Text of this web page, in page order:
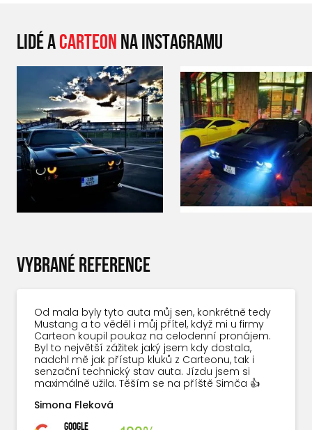
LIDÉ ACARTEON NA INSTAGRAMU
VYBRANÉ REFERENCE
Od mala byly tyto auta můj sen, konkrétně tedy
Mustang a to věděl i můj přítel, když mi u firmy
Carteon koupil poukaz na celodenní pronájem.
Byl to největší zážitek jaký jsem kdy dostala,
nadchl mě jak přístup kluků z Carteonu, tak i
senzační technický stav auta. Jízdu jsem si
maximálně užila. Těším se na příště Simča 👍
Simona Fleková
GOOGLE